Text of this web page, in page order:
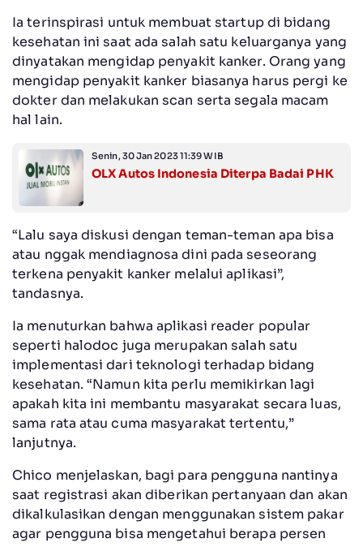
Ia terinspirasi untuk membuat startup di bidang
kesehatan ini saat ada salah satu keluarganya yang
dinyatakan mengidap penyakit kanker. Orang yang
mengidap penyakit kanker biasanya harus pergi ke
dokter dan melakukan scan serta segala macam
hal lain.
Senin, 30 Jan 2023 11:39 WIB
OLX Autos Indonesia Diterpa Badai PHK
“Lalu saya diskusi dengan teman-teman apa bisa
atau nggak mendiagnosa dini pada seseorang
terkena penyakit kanker melalui aplikasi”,
tandasnya.
Ia menuturkan bahwa aplikasi reader popular
seperti halodoc juga merupakan salah satu
implementasi dari teknologi terhadap bidang
kesehatan. “Namun kita perlu memikirkan lagi
apakah kita ini membantu masyarakat secara luas,
sama rata atau cuma masyarakat tertentu,”
lanjutnya.
Chico menjelaskan, bagi para pengguna nantinya
saat registrasi akan diberikan pertanyaan dan akan
dikalkulasikan dengan menggunakan sistem pakar
agar pengguna bisa mengetahui berapa persen